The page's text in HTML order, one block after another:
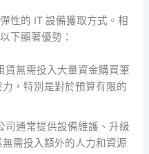
性的 IT 設備獲取方式。相
下顯著優勢：
賃無需投入大量資金購買筆
，特別是對於預算有限的
司通常提供設備維護、升級
需投入額外的人力和資源